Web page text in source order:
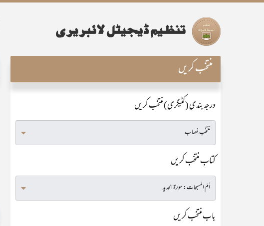
منتخب کریں
درجہ بندی (کٹیگری) منتخب کریں
کتاب منتخب کریں
باب منتخب کریں